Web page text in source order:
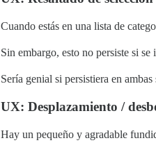
Cuando estás en una lista de
Sin embargo, esto no persiste si
Sería genial si persistiera en ambas
UX: Desplazamiento /
Hay un pequeño y agradable